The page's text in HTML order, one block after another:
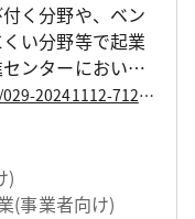
く分野や、ベン
い分野等で起業
ンターにおいて
ています。 この
下の受講者に対
ログラムが始動
ら世界に誇るリ
よう、より一層
https://www.my.metro.tokyo.lg.jp/w/029-20241112-71264321
)
(事業者向け)